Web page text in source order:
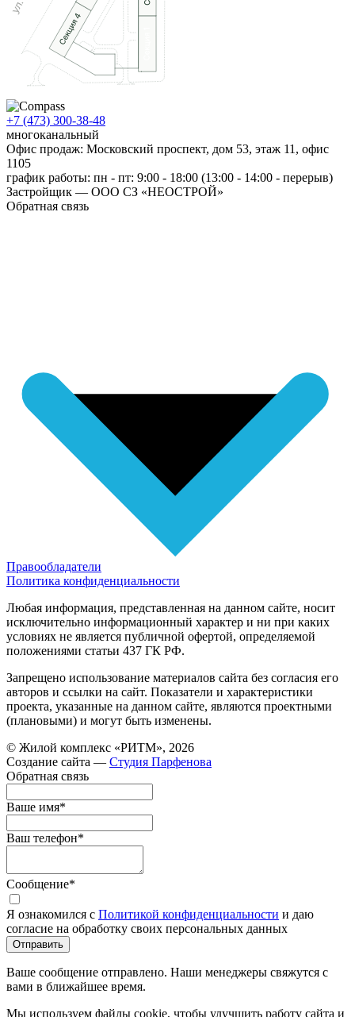
+7 (473) 300-38-48
многоканальный
Офис продаж: Московский проспект, дом 53, этаж 11, офис
1105
график работы: пн - пт: 9:00 - 18:00 (13:00 - 14:00 - перерыв)
Застройщик — ООО СЗ «НЕОСТРОЙ»
Обратная связь
Правообладатели
Политика конфиденциальности
Любая информация, представленная на данном сайте, носит
исключительно информационный характер и ни при каких
условиях не является публичной офертой, определяемой
положениями статьи 437 ГК РФ.
Запрещено использование материалов сайта без согласия его
авторов и ссылки на сайт. Показатели и характеристики
проекта, указанные на данном сайте, являются проектными
(плановыми) и могут быть изменены.
© Жилой комплекс «РИТМ», 2026
Создание сайта — Студия Парфенова
Обратная связь
Ваше имя*
Ваш телефон*
Сообщение*
Я ознакомился с Политикой конфиденциальности и даю
согласие на обработку своих персональных данных
Отправить
Ваше сообщение отправлено. Наши менеджеры свяжутся с
вами в ближайшее время.
Мы используем файлы cookie, чтобы улучшить работу сайта и